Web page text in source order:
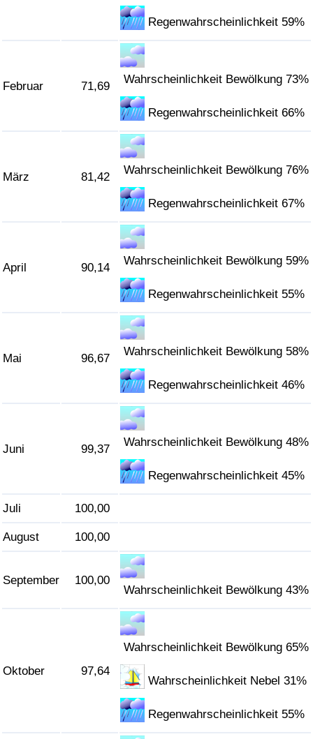
Regenwahrscheinlichkeit 59%
Februar 71,69
Wahrscheinlichkeit Bewölkung 73%
Regenwahrscheinlichkeit 66%
März 81,42
Wahrscheinlichkeit Bewölkung 76%
Regenwahrscheinlichkeit 67%
April 90,14
Wahrscheinlichkeit Bewölkung 59%
Regenwahrscheinlichkeit 55%
Mai 96,67
Wahrscheinlichkeit Bewölkung 58%
Regenwahrscheinlichkeit 46%
Juni 99,37
Wahrscheinlichkeit Bewölkung 48%
Regenwahrscheinlichkeit 45%
Juli 100,00
August 100,00
September 100,00
Wahrscheinlichkeit Bewölkung 43%
Oktober 97,64
Wahrscheinlichkeit Bewölkung 65%
Wahrscheinlichkeit Nebel 31%
Regenwahrscheinlichkeit 55%
Verschmutzungsindex
Umweltverschmutzungs-Index nach Land
Verkehrs-Index (aktuell)
Verkehrs-Index nach Land